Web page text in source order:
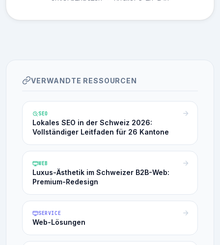
VERWANDTE RESSOURCEN
SEO
Lokales SEO in der Schweiz 2026:
Vollständiger Leitfaden für 26 Kantone
WEB
Luxus-Ästhetik im Schweizer B2B-Web:
Premium-Redesign
SERVICE
Web-Lösungen